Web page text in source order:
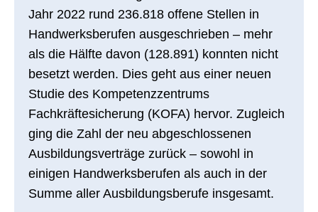
Jahr 2022 rund 236.818 offene Stellen in
Handwerksberufen ausgeschrieben – mehr
als die Hälfte davon (128.891) konnten nicht
besetzt werden. Dies geht aus einer neuen
Studie des Kompetenzzentrums
Fachkräftesicherung (KOFA) hervor. Zugleich
ging die Zahl der neu abgeschlossenen
Ausbildungsverträge zurück – sowohl in
einigen Handwerksberufen als auch in der
Summe aller Ausbildungsberufe insgesamt.